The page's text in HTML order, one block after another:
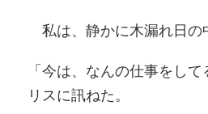
私は、静かに木漏れ日の
「今は、なんの仕事をし
リスに訊ねた。